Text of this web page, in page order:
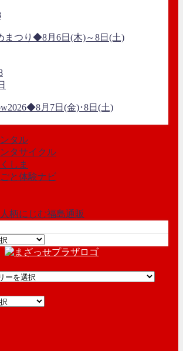
まつり◆8月6日(木)～8日(土)
月7日(金)･8日(土)